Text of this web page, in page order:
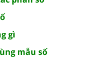
gì
mẫu số